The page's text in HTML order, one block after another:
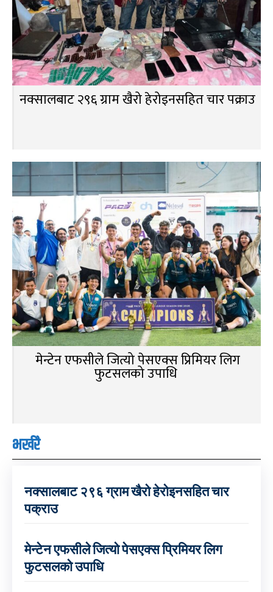
नक्सालबाट २९६ ग्राम खैरो हेरोइनसहित चार पक्राउ
मेन्टेन एफसीले जित्यो पेसएक्स प्रिमियर लिग
फुटसलको उपाधि
भर्खरै
नक्सालबाट २९६ ग्राम खैरो हेरोइनसहित चार
पक्राउ
मेन्टेन एफसीले जित्यो पेसएक्स प्रिमियर लिग
फुटसलको उपाधि